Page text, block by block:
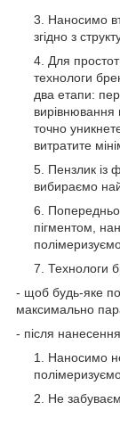
Наносимо
згідно з
Для
технологи
два етапи:
вирівнювання
точно
витратите
Пензлик із
вибираємо
Попередньо
пігментом,
Технологи
- щоб будь-яке
максимально
- після
Наносимо
Не